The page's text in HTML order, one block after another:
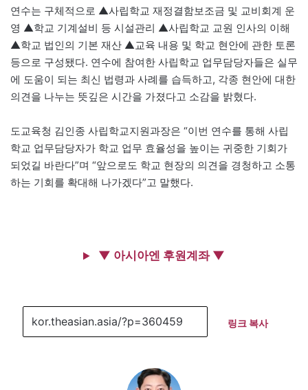
연수는 구체적으로 ▲사립학교 재정결함보조금 및 교비회계 운
영 ▲학교 기계설비 등 시설관리 ▲사립학교 교원 인사의 이해
▲학교 법인의 기본 재산 ▲교육 내용 및 학교 현안에 관한 토론
등으로 구성됐다. 연수에 참여한 사립학교 업무담당자들은 실무
에 도움이 되는 최신 법령과 사례를 습득하고, 각종 현안에 대한
의견을 나누는 뜻깊은 시간을 가졌다고 소감을 밝혔다.
도교육청 김인종 사립학교지원과장은 “이번 연수를 통해 사립
학교 업무담당자가 학교 업무 효율성을 높이는 귀중한 기회가
되었길 바란다”며 “앞으로도 학교 현장의 의견을 경청하고 소통
하는 기회를 확대해 나가겠다”고 말했다.
▼ 아시아엔 후원계좌 ▼
링크 복사